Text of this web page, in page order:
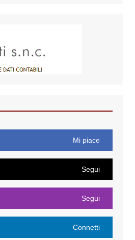
Mi piace
Segui
Segui
Connetti